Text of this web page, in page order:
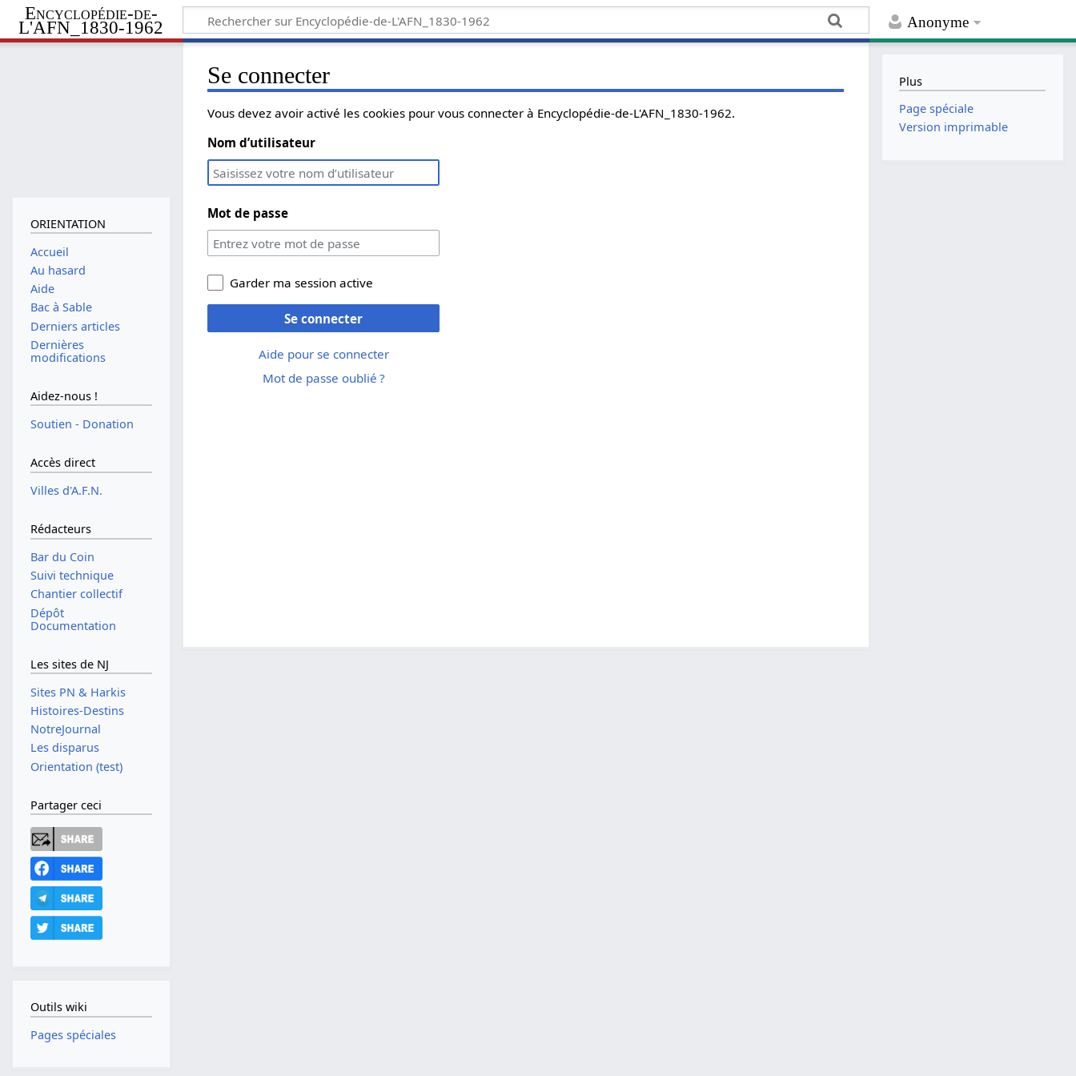
Anonyme
Encyclopédie-de-
L'AFN_1830-1962
Se connecter
Vous devez avoir activé les cookies pour vous connecter à Encyclopédie-de-L'AFN_1830-1962.
Nom d’utilisateur
Mot de passe
Garder ma session active
Se connecter
Aide pour se connecter
Mot de passe oublié ?
ORIENTATION
Accueil
Au hasard
Aide
Bac à Sable
Derniers articles
Dernières
modifications
Aidez-nous !
Soutien - Donation
Accès direct
Villes d'A.F.N.
Rédacteurs
Bar du Coin
Suivi technique
Chantier collectif
Dépôt
Documentation
Les sites de NJ
Sites PN & Harkis
Histoires-Destins
NotreJournal
Les disparus
Orientation (test)
Partager ceci
Outils wiki
Pages spéciales
Plus
Page spéciale
Version imprimable